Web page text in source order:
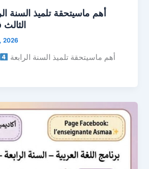
أهم ماسيتحقة تلميذ السنة
2026
أهم ماسيتحقة تلميذ السنة الرابعة